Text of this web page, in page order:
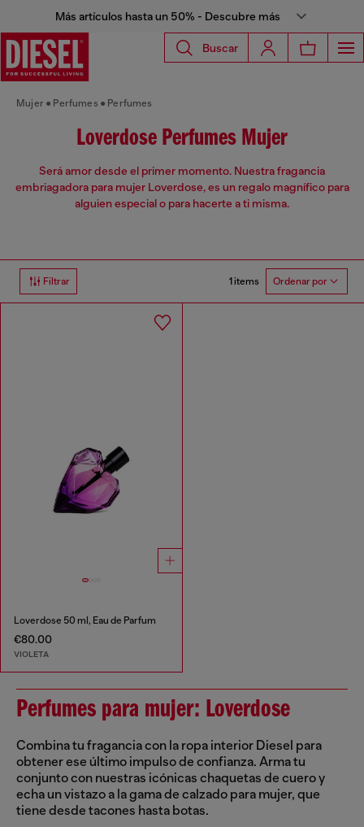
Más artículos hasta un 50% - Descubre más
Buscar
Mujer Perfumes Perfumes
Loverdose Perfumes Mujer
Será amor desde el primer momento. Nuestra fragancia
embriagadora para mujer Loverdose, es un regalo magnífico para
alguien especial o para hacerte a ti misma.
Filtrar 1 items Ordenar por
Loverdose 50 ml, Eau de Parfum
€80.00
VIOLETA
Perfumes para mujer: Loverdose
Combina tu fragancia con la ropa interior Diesel para
obtener ese último impulso de confianza. Arma tu
conjunto con nuestras icónicas chaquetas de cuero y
echa un vistazo a la gama de calzado para mujer, que
tiene desde tacones hasta botas.